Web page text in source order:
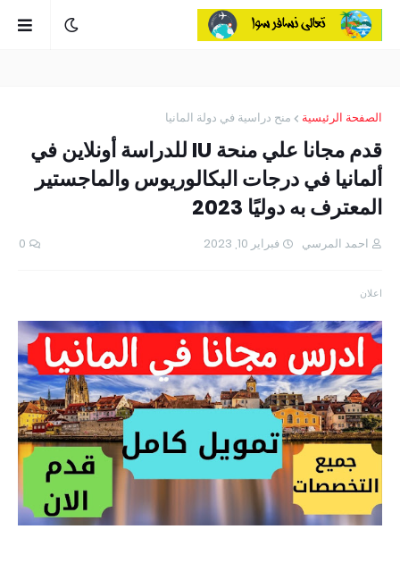
الصفحة الرئيسية منح دراسية في دولة المانيا
قدم مجانا علي منحة IU للدراسة أونلاين في
ألمانيا في درجات البكالوريوس والماجستير
المعترف به دوليًا 2023
احمد المرسي فبراير 10, 2023 0
اعلان